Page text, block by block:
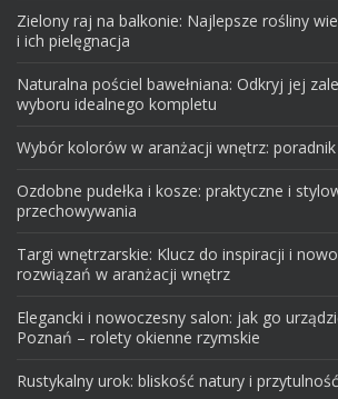
Zielony raj na balkonie: Najlepsze rośliny
i ich pielęgnacja
Naturalna pościel bawełniana: Odkryj jej
wyboru idealnego kompletu
Wybór kolorów w aranżacji wnętrz:
Ozdobne pudełka i kosze: praktyczne i
przechowywania
Targi wnętrzarskie: Klucz do inspiracji i
rozwiązań w aranżacji wnętrz
Elegancki i nowoczesny salon: jak go
Poznań – rolety okienne rzymskie
Rustykalny urok: bliskość natury i